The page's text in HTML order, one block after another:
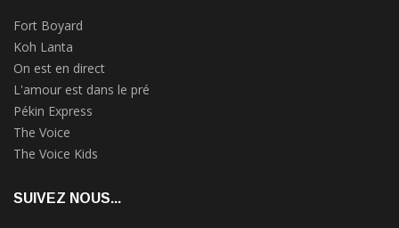
Fort Boyard
Koh Lanta
On est en direct
L'amour est dans le pré
Pékin Express
The Voice
The Voice Kids
SUIVEZ NOUS...